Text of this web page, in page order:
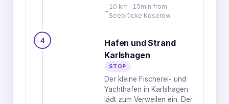
10 km · 15min from
Seebrücke Koserow
4
Hafen und Strand
Karlshagen
STOP
Der kleine Fischerei- und
Yachthafen in Karlshagen
lädt zum Verweilen ein. Der